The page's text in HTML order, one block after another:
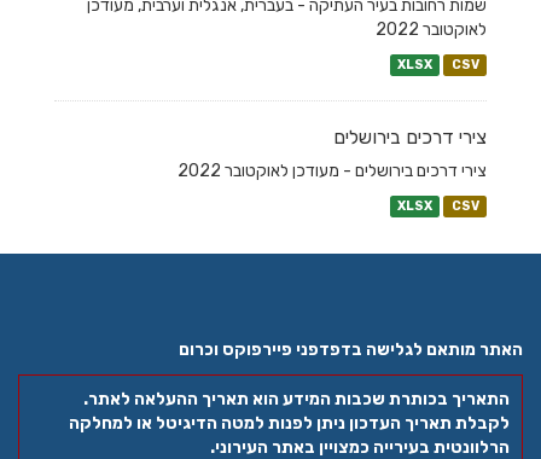
שמות רחובות בעיר העתיקה - בעברית, אנגלית וערבית, מעודכן
לאוקטובר 2022
XLSX CSV
צירי דרכים בירושלים
צירי דרכים בירושלים - מעודכן לאוקטובר 2022
XLSX CSV
האתר מותאם לגלישה בדפדפני פיירפוקס וכרום
התאריך בכותרת שכבות המידע הוא תאריך ההעלאה לאתר.
לקבלת תאריך העדכון ניתן לפנות למטה הדיגיטל או למחלקה
הרלוונטית בעירייה כמצויין באתר העירוני.